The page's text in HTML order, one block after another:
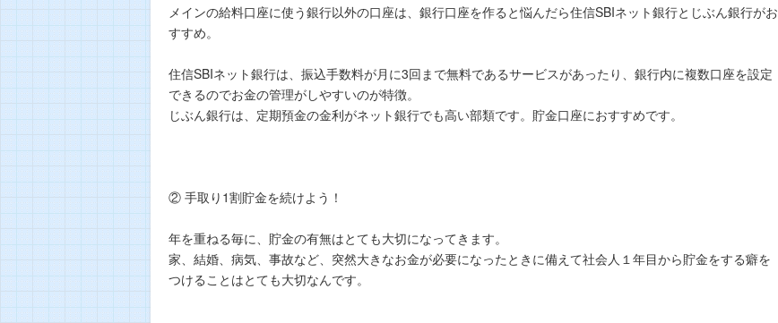
メインの給料口座に使う銀行以外の口座は、銀行口座を作ると悩んだら住信SBIネット銀行とじぶん銀行がお
すすめ。
住信SBIネット銀行は、振込手数料が月に3回まで無料であるサービスがあったり、銀行内に複数口座を設定
できるのでお金の管理がしやすいのが特徴。
じぶん銀行は、定期預金の金利がネット銀行でも高い部類です。貯金口座におすすめです。
② 手取り1割貯金を続けよう！
年を重ねる毎に、貯金の有無はとても大切になってきます。
家、結婚、病気、事故など、突然大きなお金が必要になったときに備えて社会人１年目から貯金をする癖を
つけることはとても大切なんです。